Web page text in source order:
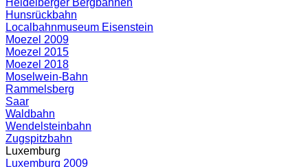
Heidelberger Bergbahnen
Hunsrückbahn
Localbahnmuseum Eisenstein
Moezel 2009
Moezel 2015
Moezel 2018
Moselwein-Bahn
Rammelsberg
Saar
Waldbahn
Wendelsteinbahn
Zugspitzbahn
Luxemburg
Luxemburg 2009